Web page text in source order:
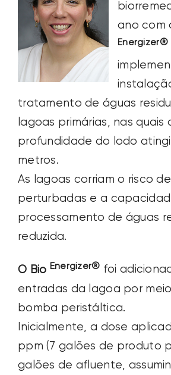
ano com
Energizer®
tratamento de águas
lagoas primárias, nas quais
profundidade do lodo
metros.
As lagoas corriam o risco
perturbadas e a
processamento de águas
reduzida.
O Bio Energizer® foi
entradas da lagoa por
bomba peristáltica.
Inicialmente, a dose
ppm (7 galões de produto
galões de afluente,